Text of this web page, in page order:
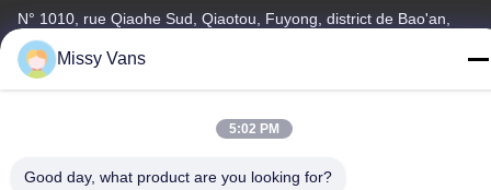
N° 1010, rue Qiaohe Sud, Qiaotou, Fuyong, district de Bao'an,
Shenzhen, RPC
Tél
Missy Vans
5:02 PM
Good day, what product are you looking for?